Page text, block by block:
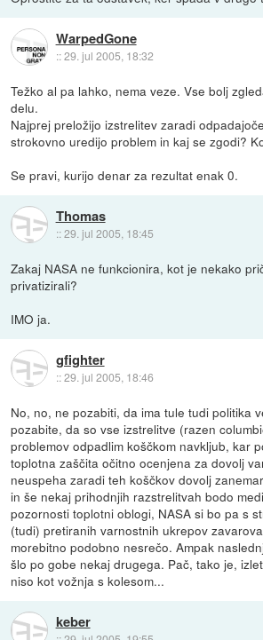
WarpedGone
::29. jul 2005, 18:32
Težko al pa lahko, nema veze. Vse bolj
delu.
Najprej preložijo izstrelitev zaradi
strokovno uredijo problem in kaj se zgodi?
Se pravi, kurijo denar za rezultat enak 0.
Thomas
::29. jul 2005, 18:45
Zakaj NASA ne funkcionira, kot je nekako
privatizirali?
IMO ja.
gfighter
::29. jul 2005, 18:46
No, no, ne pozabiti, da ima tule tudi politika
pozabite, da so vse izstrelitve (razen
problemov odpadlim koščkom navkljub, kar
toplotna zaščita očitno ocenjena za dovolj
neuspeha zaradi teh koščkov dovolj
in še nekaj prihodnjih razstrelitvah bodo
pozornosti toplotni oblogi, NASA si bo pa s
(tudi) pretiranih varnostnih ukrepov
morebitno podobno nesrečo. Ampak
šlo po gobe nekaj drugega. Pač, tako je,
niso kot vožnja s kolesom...
keber